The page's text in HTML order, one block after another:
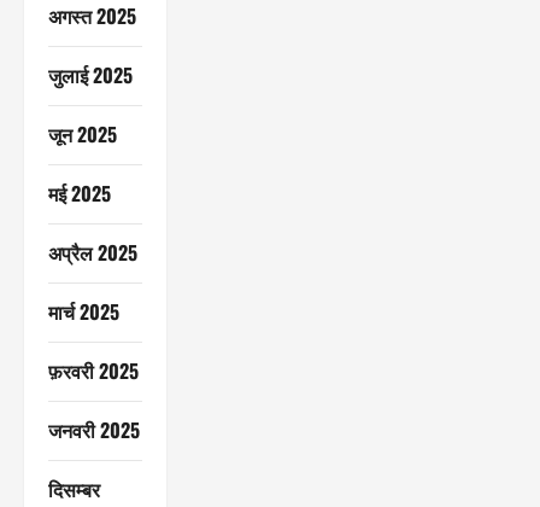
अगस्त 2025
जुलाई 2025
जून 2025
मई 2025
अप्रैल 2025
मार्च 2025
फ़रवरी 2025
जनवरी 2025
दिसम्बर